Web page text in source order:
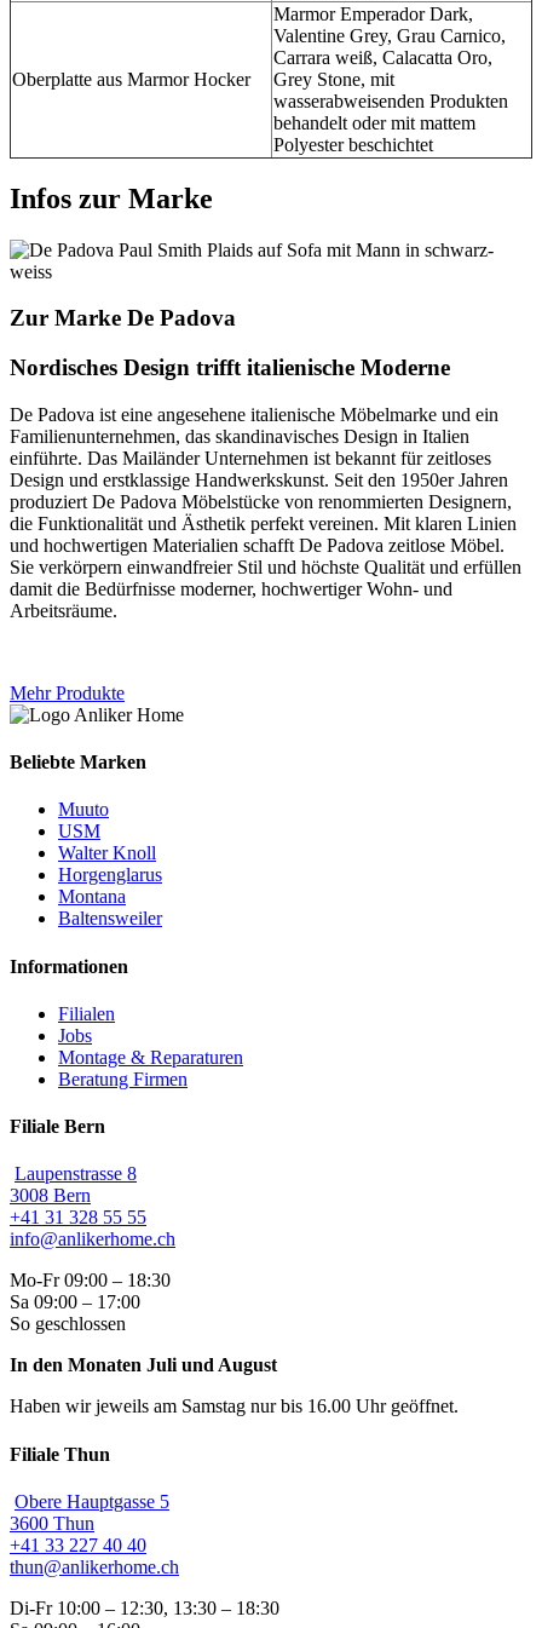
Oberplatte aus Marmor Hocker
Marmor Emperador Dark,
Valentine Grey, Grau Carnico,
Carrara weiß, Calacatta Oro,
Grey Stone, mit
wasserabweisenden Produkten
behandelt oder mit mattem
Polyester beschichtet
Infos zur Marke
Zur Marke De Padova
Nordisches Design trifft italienische Moderne
De Padova ist eine angesehene italienische Möbelmarke und ein
Familienunternehmen, das skandinavisches Design in Italien
einführte. Das Mailänder Unternehmen ist bekannt für zeitloses
Design und erstklassige Handwerkskunst. Seit den 1950er Jahren
produziert De Padova Möbelstücke von renommierten Designern,
die Funktionalität und Ästhetik perfekt vereinen. Mit klaren Linien
und hochwertigen Materialien schafft De Padova zeitlose Möbel.
Sie verkörpern einwandfreier Stil und höchste Qualität und erfüllen
damit die Bedürfnisse moderner, hochwertiger Wohn- und
Arbeitsräume.
Mehr Produkte
Beliebte Marken
Muuto
USM
Walter Knoll
Horgenglarus
Montana
Baltensweiler
Informationen
Filialen
Jobs
Montage & Reparaturen
Beratung Firmen
Filiale Bern
Laupenstrasse 8
3008 Bern
+41 31 328 55 55
info@anlikerhome.ch
Mo-Fr 09:00 – 18:30
Sa 09:00 – 17:00
So geschlossen
In den Monaten Juli und August
Haben wir jeweils am Samstag nur bis 16.00 Uhr geöffnet.
Filiale Thun
Obere Hauptgasse 5
3600 Thun
+41 33 227 40 40
thun@anlikerhome.ch
Di-Fr 10:00 – 12:30, 13:30 – 18:30